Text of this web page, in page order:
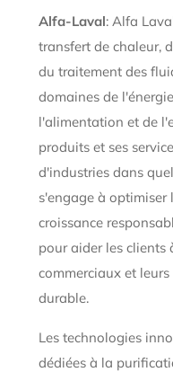
Alfa-Laval: Alfa
transfert de chaleur,
du traitement des
domaines de
l'alimentation et de
produits et ses
d'industries dans
s'engage à optimiser
croissance
pour aider les clients
commerciaux et
durable.
Les technologies
dédiées à la